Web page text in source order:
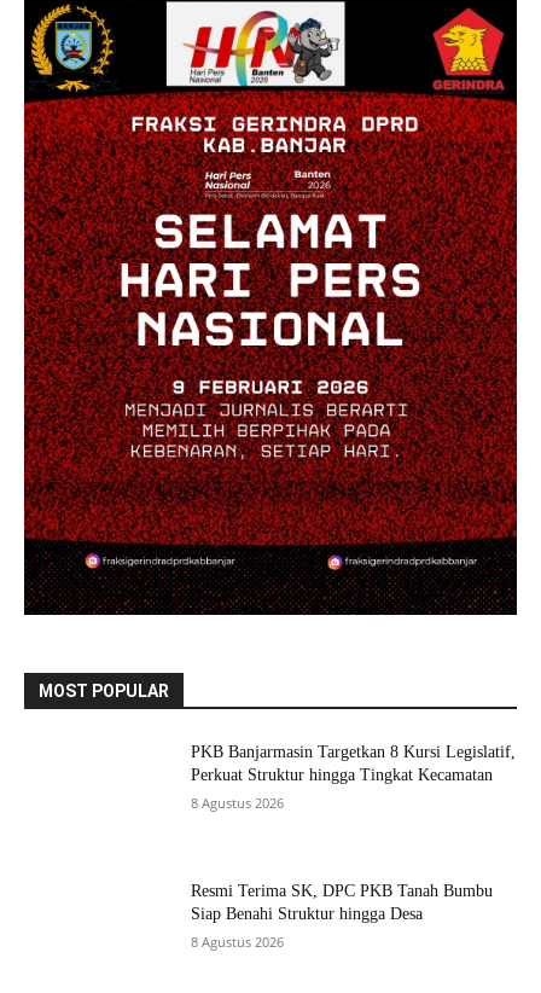
MOST POPULAR
PKB Banjarmasin Targetkan 8 Kursi Legislatif,
Perkuat Struktur hingga Tingkat Kecamatan
8 Agustus 2026
Resmi Terima SK, DPC PKB Tanah Bumbu
Siap Benahi Struktur hingga Desa
8 Agustus 2026